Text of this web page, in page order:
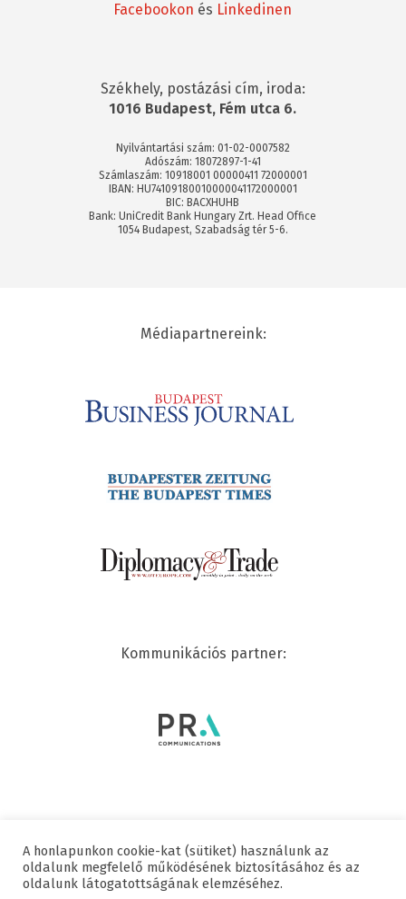
Facebookon és Linkedinen
Székhely, postázási cím, iroda:
1016 Budapest, Fém utca 6.
Nyilvántartási szám: 01-02-0007582
Adószám: 18072897-1-41
Számlaszám: 10918001 00000411 72000001
IBAN: HU74109180010000041172000001
BIC: BACXHUHB
Bank: UniCredit Bank Hungary Zrt. Head Office
1054 Budapest, Szabadság tér 5-6.
Médiapartnereink:
Kommunikációs partner:
© 2020 SWISSCHAM | MINDEN JOG FENNTARTVA
Hasznos linkek
Adatvédelmi nyilatkozat
A honlapunkon cookie-kat (sütiket) használunk az
oldalunk megfelelő működésének biztosításához és az
oldalunk látogatottságának elemzéséhez.